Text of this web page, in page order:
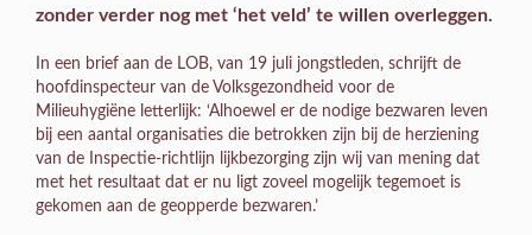
zonder verder nog met ‘het veld’ te willen overleggen.
In een brief aan de LOB, van 19 juli jongstleden, schrijft de
hoofdinspecteur van de Volksgezondheid voor de
Milieuhygiëne letterlijk: ‘Alhoewel er de nodige bezwaren leven
bij een aantal organisaties die betrokken zijn bij de herziening
van de Inspectie-richtlijn lijkbezorging zijn wij van mening dat
met het resultaat dat er nu ligt zoveel mogelijk tegemoet is
gekomen aan de geopperde bezwaren.’